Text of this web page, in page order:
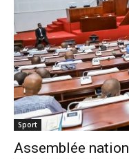
Sport
Assemblée